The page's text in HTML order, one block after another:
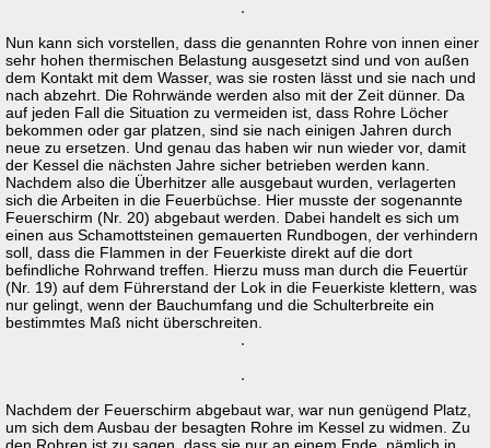
Nun kann sich vorstellen, dass die genannten Rohre von innen einer
sehr hohen thermischen Belastung ausgesetzt sind und von außen
dem Kontakt mit dem Wasser, was sie rosten lässt und sie nach und
nach abzehrt. Die Rohrwände werden also mit der Zeit dünner. Da
auf jeden Fall die Situation zu vermeiden ist, dass Rohre Löcher
bekommen oder gar platzen, sind sie nach einigen Jahren durch
neue zu ersetzen. Und genau das haben wir nun wieder vor, damit
der Kessel die nächsten Jahre sicher betrieben werden kann.
Nachdem also die Überhitzer alle ausgebaut wurden, verlagerten
sich die Arbeiten in die Feuerbüchse. Hier musste der sogenannte
Feuerschirm (Nr. 20) abgebaut werden. Dabei handelt es sich um
einen aus Schamottsteinen gemauerten Rundbogen, der verhindern
soll, dass die Flammen in der Feuerkiste direkt auf die dort
befindliche Rohrwand treffen. Hierzu muss man durch die Feuertür
(Nr. 19) auf dem Führerstand der Lok in die Feuerkiste klettern, was
nur gelingt, wenn der Bauchumfang und die Schulterbreite ein
bestimmtes Maß nicht überschreiten.
Nachdem der Feuerschirm abgebaut war, war nun genügend Platz,
um sich dem Ausbau der besagten Rohre im Kessel zu widmen. Zu